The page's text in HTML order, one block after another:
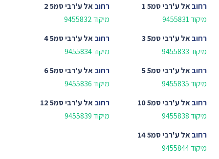
רחובאל ע'רבי סמ5 1
מיקוד 9455831
רחובאל ע'רבי סמ5 2
מיקוד 9455832
רחובאל ע'רבי סמ5 3
מיקוד 9455833
רחובאל ע'רבי סמ5 4
מיקוד 9455834
רחובאל ע'רבי סמ5 5
מיקוד 9455835
רחובאל ע'רבי סמ5 6
מיקוד 9455836
רחובאל ע'רבי סמ5 10
מיקוד 9455838
רחובאל ע'רבי סמ5 12
מיקוד 9455839
רחובאל ע'רבי סמ5 14
מיקוד 9455844